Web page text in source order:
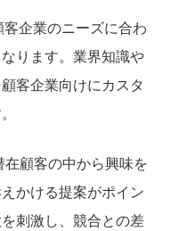
企業のニーズに合わ
ります。業界知識や
客企業向けにカスタ
顧客の中から興味を
かける提案がポイン
刺激し、競合との差